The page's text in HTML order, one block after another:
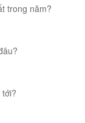
trong năm?